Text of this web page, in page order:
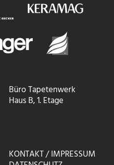
Büro Tapetenwerk
Haus B, 1. Etage
KONTAKT / IMPRESSUM